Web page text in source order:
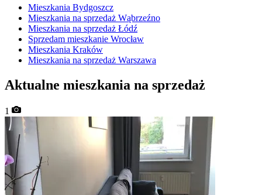
Mieszkania Bydgoszcz
Mieszkania na sprzedaż Wąbrzeźno
Mieszkania na sprzedaż Łódź
Sprzedam mieszkanie Wrocław
Mieszkania Kraków
Mieszkania na sprzedaż Warszawa
Aktualne mieszkania na sprzedaż
1